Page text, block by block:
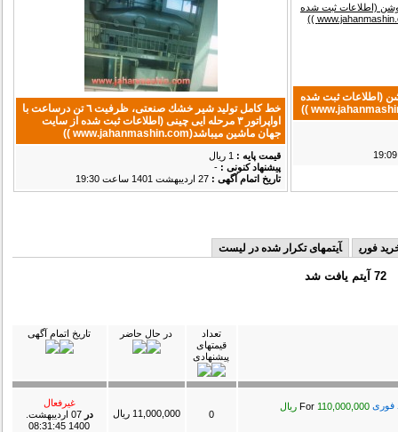
۶ گوش ام ۱۰ و ام ۸ روشن (اطلاعات ثبت شده
خط كامل توليد شير خشك صنعتى، ظرفيت ٦ تن درساعت با
اواپراتور ٣ مرحله ايى چينى (اطلاعات ثبت شده از سایت
جهان ماشین میباشد(www.jahanmashin.com ))
قیمت پایه :1 ریال
پیشنهاد كنونی :-
تاریخ اتمام آگهی :27 ارديبهشت 1401 ساعت 19:30
فوری آیتمهای تکرار شده در لیست
72 آیتم یافت شد
تعداد
قیمتهای
پیشنهادی
در حال حاضر تاریخ اتمام آگهی
For110,000,000 ریال
11,000,000 ریال
غیرفعال
در
07 ارديبهشت.
1400 08:31:45